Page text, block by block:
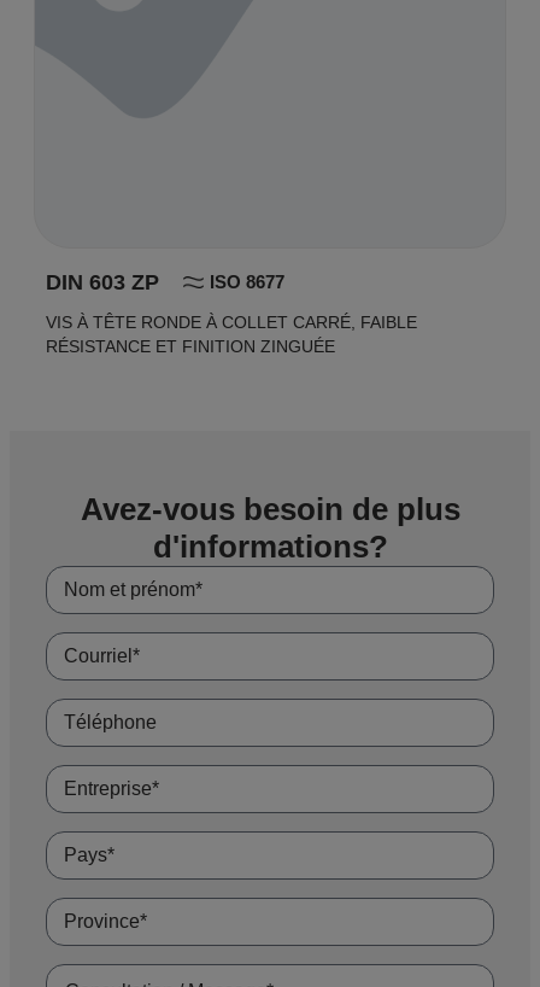
DIN 603 ZP ISO 8677
VIS À TÊTE RONDE À COLLET CARRÉ, FAIBLE
RÉSISTANCE ET FINITION ZINGUÉE
Avez-vous besoin de plus
d'informations?